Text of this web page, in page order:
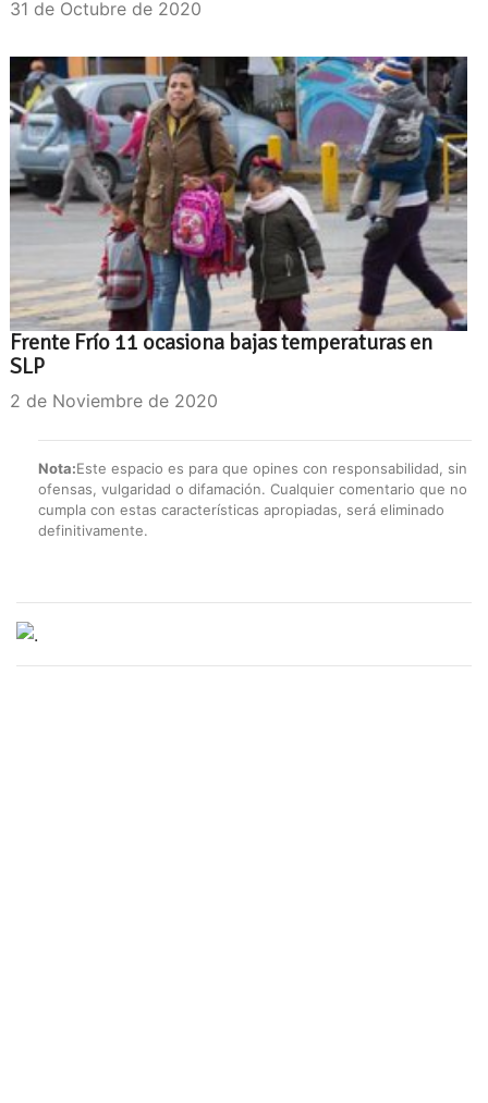
31 de Octubre de 2020
Frente Frío 11 ocasiona bajas temperaturas en
SLP
2 de Noviembre de 2020
Nota:Este espacio es para que opines con responsabilidad, sin
ofensas, vulgaridad o difamación. Cualquier comentario que no
cumpla con estas características apropiadas, será eliminado
definitivamente.